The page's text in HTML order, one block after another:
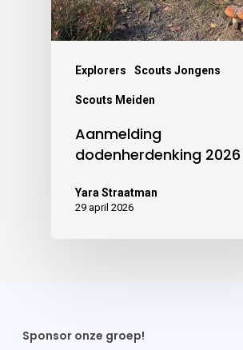
Explorers Scouts Jongens
Scouts Meiden
Aanmelding
dodenherdenking 2026
Yara Straatman
29 april 2026
Sponsor onze groep!